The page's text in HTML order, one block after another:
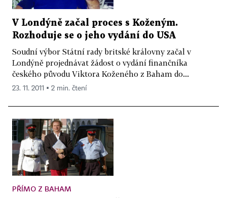
V Londýně začal proces s Koženým.
Rozhoduje se o jeho vydání do USA
Soudní výbor Státní rady britské královny začal v
Londýně projednávat žádost o vydání finančníka
českého původu Viktora Koženého z Baham do...
23. 11. 2011 ▪ 2 min. čtení
PŘÍMO Z BAHAM